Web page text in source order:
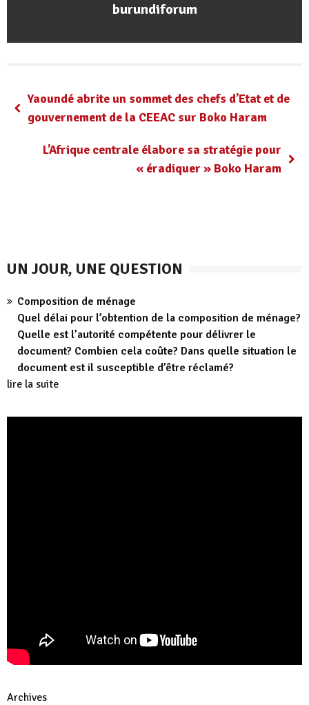
burundiforum
Yaoundé abrite un sommet des chefs d’Etat et de
gouvernement de la CEEAC sur Boko Haram
L’Afrique centrale élabore sa stratégie pour
« éradiquer » Boko Haram
UN JOUR, UNE QUESTION
Composition de ménage
Quel délai pour l’obtention de la composition de ménage?
Quelle est l’autorité compétente pour délivrer le
document? Combien cela coûte? Dans quelle situation le
document est il susceptible d’être réclamé?
lire la suite
Archives